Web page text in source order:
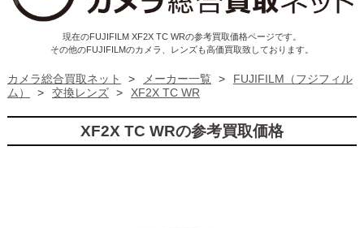
現在のFUJIFILM XF2X TC WRの参考買取価格ページです。
その他のFUJIFILMのカメラ、レンズも高価買取致しております。
カメラ総合買取ネット > メーカー一覧 >
FUJIFILM（フジフィル
ム）
> 交換レンズ > XF2X TC WR
XF2X TC WRの参考買取価格